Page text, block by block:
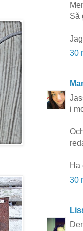
Så
30
i
Ha
30